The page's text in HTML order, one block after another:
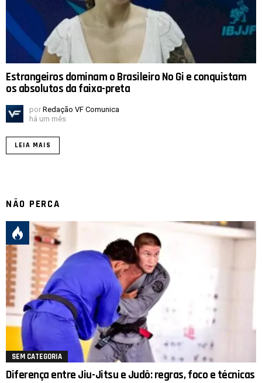
Estrangeiros dominam o Brasileiro No Gi e conquistam
os absolutos da faixa-preta
por Redação VF Comunica
há um mês
LEIA MAIS
NÃO PERCA
SEM CATEGORIA
Diferença entre Jiu-Jitsu e Judô: regras, foco e técnicas